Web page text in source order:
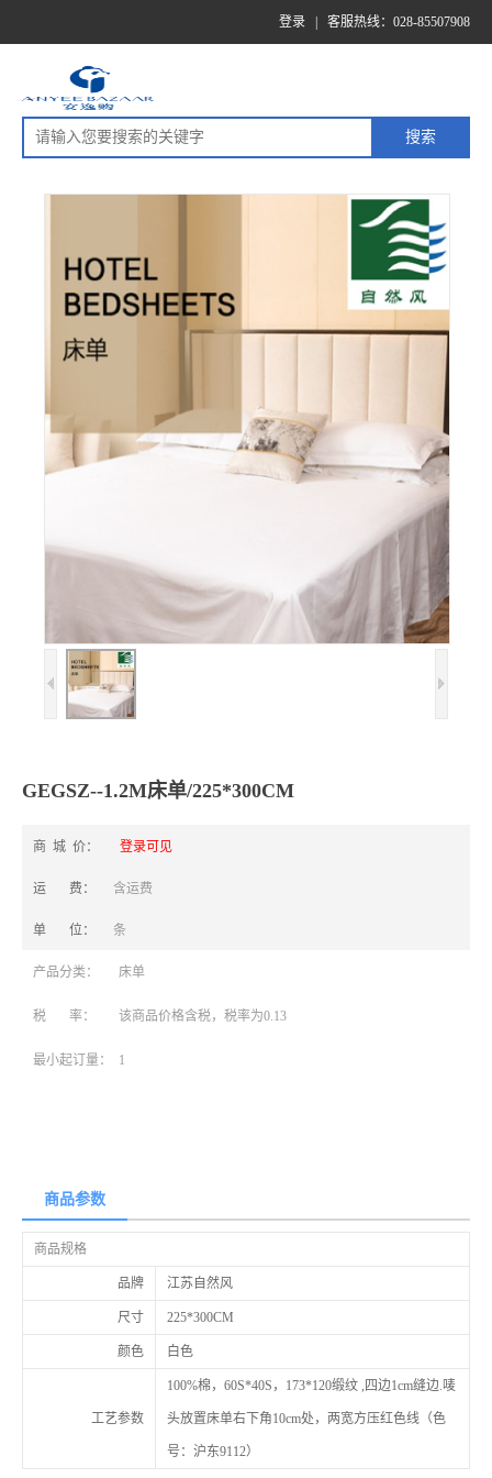
登录 客服热线：028-85507908
GEGSZ--1.2M床单/225*300CM
商 城 价： 登录可见
运 费： 含运费
单 位： 条
产品分类： 床单
税 率： 该商品价格含税，税率为0.13
最小起订量： 1
商品参数
商品规格
品牌 江苏自然风
尺寸 225*300CM
颜色 白色
工艺参数
100%棉，60S*40S，173*120缎纹 ,四边1cm缝边.唛
头放置床单右下角10cm处，两宽方压红色线（色
号：沪东9112）